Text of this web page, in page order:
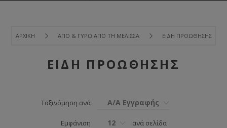
ΑΡΧΙΚΉ ΑΠΌ & ΓΎΡΩ ΑΠΌ ΤΗ ΜΈΛΙΣΣΑ ΕΊΔΗ ΠΡΟΏΘΗΣΗΣ
ΕΊΔΗ ΠΡΟΏΘΗΣΗΣ
Ταξινόμηση ανά Α/Α Εγγραφής
Εμφάνιση 12 ανά σελίδα